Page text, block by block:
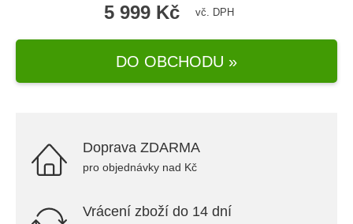
5 999 Kč vč. DPH
DO OBCHODU »
Doprava ZDARMA
pro objednávky nad Kč
Vrácení zboží do 14 dní